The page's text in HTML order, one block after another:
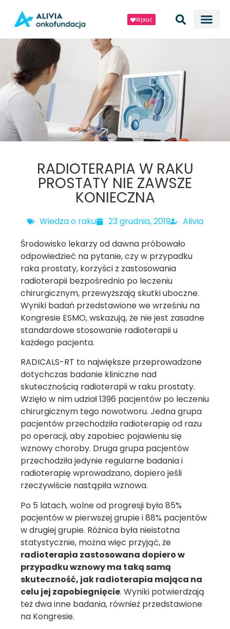
Wpłać
RADIOTERAPIA W RAKU
PROSTATY NIE ZAWSZE
KONIECZNA
Wiedza o raku 23 grudnia, 2019
Alivia
Środowisko lekarzy od dawna próbowało
odpowiedzieć na pytanie, czy w przypadku
raka prostaty, korzyści z zastosowania
radioterapii bezpośrednio po leczeniu
chirurgicznym, przewyższają skutki uboczne.
Wyniki badań przedstawione we wrześniu na
Kongresie ESMO, wskazują, że nie jest zasadne
standardowe stosowanie radioterapii u
każdego pacjenta.
RADICALS-RT to największe przeprowadzone
dotychczas badanie kliniczne nad
skutecznością radioterapii w raku prostaty.
Wzięło w nim udział 1396 pacjentów po leczeniu
chirurgicznym tego nowotworu. Jedna grupa
pacjentów przechodziła radioterapię od razu
po operacji, aby zapobiec pojawieniu się
wznowy choroby. Druga grupa pacjentów
przechodziła jedynie regularne badania i
radioterapię wprowadzano, dopiero jeśli
rzeczywiście nastąpiła wznowa.
Po 5 latach, wolne od progresji było 85%
pacjentów w pierwszej grupie i 88% pacjentów
w drugiej grupie. Różnica była nieistotna
statystycznie, można więc przyjąć, że
radioterapia zastosowana dopiero w
przypadku wznowy ma taką samą
skuteczność, jak radioterapia mająca na
celu jej zapobiegnięcie. Wyniki potwierdzają
też dwa inne badania, również przedstawione
na Kongresie.